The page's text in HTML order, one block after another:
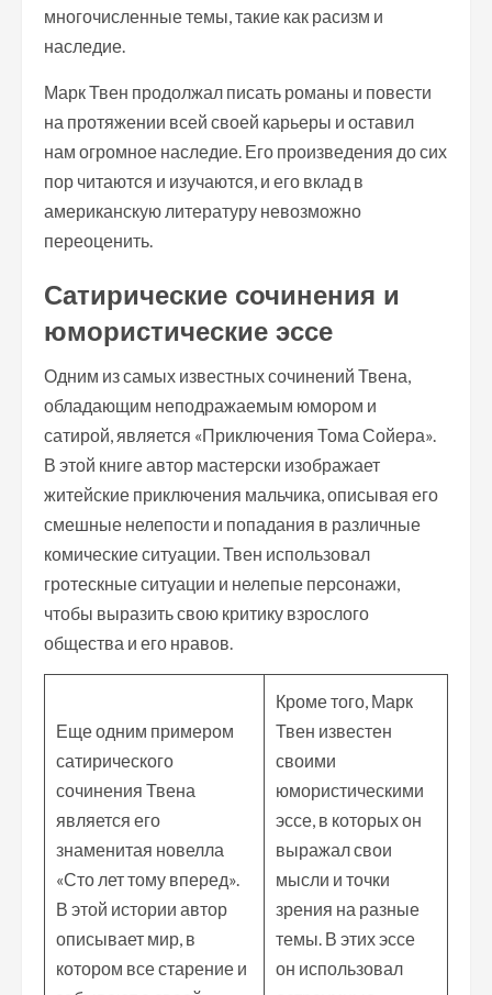
многочисленные темы, такие как расизм и
наследие.
Марк Твен продолжал писать романы и повести
на протяжении всей своей карьеры и оставил
нам огромное наследие. Его произведения до сих
пор читаются и изучаются, и его вклад в
американскую литературу невозможно
переоценить.
Сатирические сочинения и
юмористические эссе
Одним из самых известных сочинений Твена,
обладающим неподражаемым юмором и
сатирой, является «Приключения Тома Сойера».
В этой книге автор мастерски изображает
житейские приключения мальчика, описывая его
смешные нелепости и попадания в различные
комические ситуации. Твен использовал
гротескные ситуации и нелепые персонажи,
чтобы выразить свою критику взрослого
общества и его нравов.
Еще одним примером
сатирического
сочинения Твена
является его
знаменитая новелла
«Сто лет тому вперед».
В этой истории автор
описывает мир, в
котором все старение и
Кроме того, Марк
Твен известен
своими
юмористическими
эссе, в которых он
выражал свои
мысли и точки
зрения на разные
темы. В этих эссе
он использовал